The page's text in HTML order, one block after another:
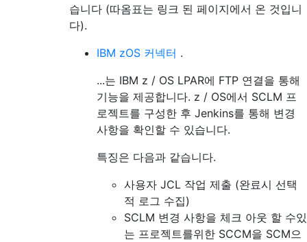
습니다 (따옴표는 링크 된 페이지에서 온 것입니
다).
IBM zOS 커넥터 .
...는 IBM z / OS LPAR에 FTP 연결을 통해
기능을 제공합니다. z / OS에서 SCLM 프
로젝트를 구성한 후 Jenkins를 통해 변경
사항을 확인할 수 있습니다.
특징은 다음과 같습니다.
사용자 JCL 작업 제출 (완료시 선택
적 로그 수집)
SCLM 변경 사항을 체크 아웃 할 수있
는 프로젝트를위한 SCCM을 SCM으